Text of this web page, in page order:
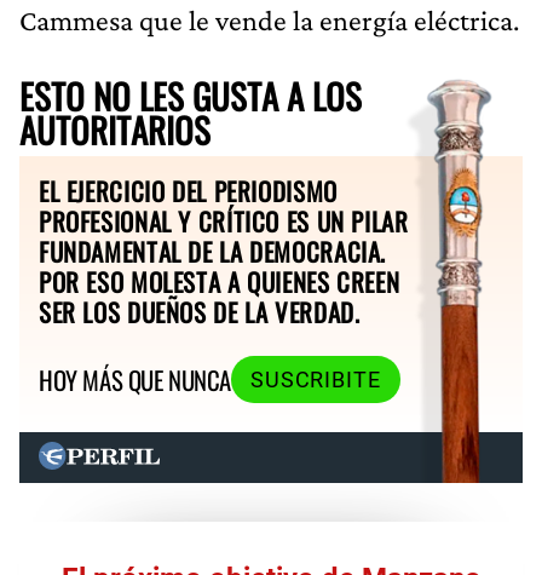
Cammesa que le vende la energía eléctrica.
ESTO NO LES GUSTA A LOS
AUTORITARIOS
EL EJERCICIO DEL PERIODISMO
PROFESIONAL Y CRÍTICO ES UN PILAR
FUNDAMENTAL DE LA DEMOCRACIA.
POR ESO MOLESTA A QUIENES CREEN
SER LOS DUEÑOS DE LA VERDAD.
HOY MÁS QUE NUNCA
SUSCRIBITE